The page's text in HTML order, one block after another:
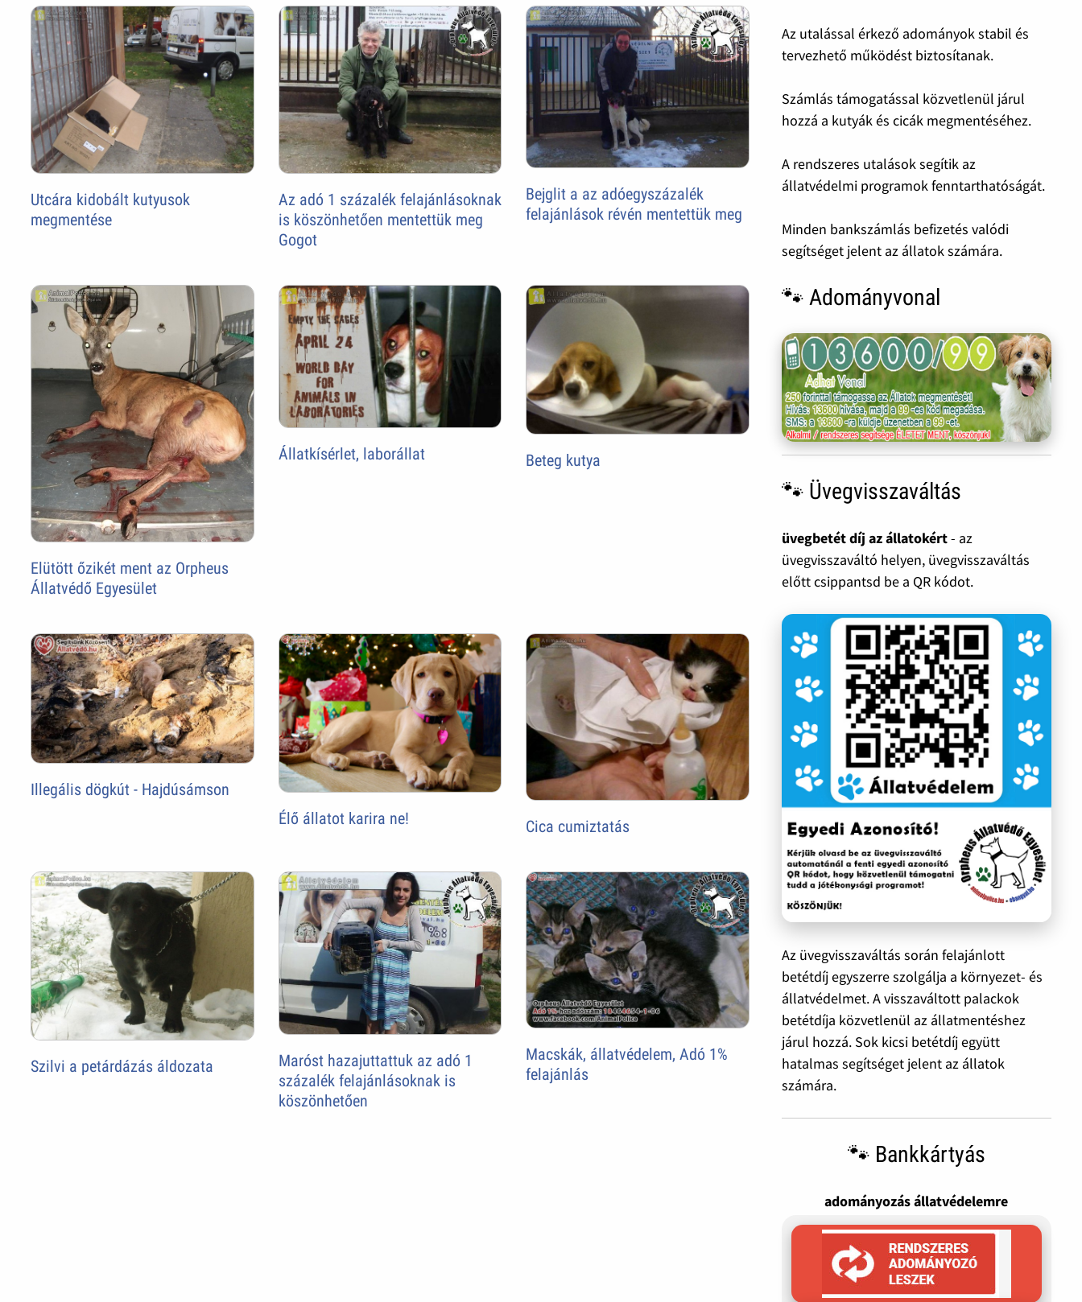
Utcára kidobált kutyusok
megmentése
Az adó 1 százalék felajánlásoknak
is köszönhetően mentettük meg
Gogot
Bejglit a az adóegyszázalék
felajánlások révén mentettük meg
Elütött őzikét ment az Orpheus
Állatvédő Egyesület
Állatkísérlet, laborállat Beteg kutya
Illegális dögkút - Hajdúsámson
Élő állatot karira ne!
Cica cumiztatás
Szilvi a petárdázás áldozata
Maróst hazajuttattuk az adó 1
százalék felajánlásoknak is
köszönhetően
Macskák, állatvédelem, Adó 1%
felajánlás
Az utalással érkező adományok stabil és
tervezhető működést biztosítanak.
Számlás támogatással közvetlenül járul
hozzá a kutyák és cicák megmentéséhez.
A rendszeres utalások segítik az
állatvédelmi programok fenntarthatóságát.
Minden bankszámlás befizetés valódi
segítséget jelent az állatok számára.
🐾 Adományvonal
🐾 Üvegvisszaváltás
üvegbetét díj az állatokért- az
üvegvisszaváltó helyen, üvegvisszaváltás
előtt csippantsd be a QR kódot.
Az üvegvisszaváltás során felajánlott
betétdíj egyszerre szolgálja a környezet- és
állatvédelmet. A visszaváltott palackok
betétdíja közvetlenül az állatmentéshez
járul hozzá. Sok kicsi betétdíj együtt
hatalmas segítséget jelent az állatok
számára.
🐾 Bankkártyás
adományozás állatvédelemre